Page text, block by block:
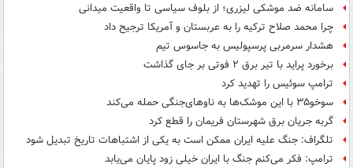
سامانه ضد موشکی لیزری؛ از بلوف سیاسی تا واقعیت میدانی
چرا محمد صلاح ترکیه را به عربستان و آمریکا ترجیح داد
هشدار سرمربی پرسپولیس به جاسوس تیم
برخورد پراید با تیر برق ۲ فوتی بر جای گذاشت
ترامپ سوئیس را تهدید کرد
سوخو۳۵ با این موشک‌ها به ناوهای‌جنگی حمله می‌کند
گربه جریان برق شهرستان فریمان را قطع کرد
تلگراف: جنگ علیه ایران ممکن است به یکی از اشتباهات تاریخ تبدیل شود
ترامپ: فکر می‌کنم جنگ با ایران خیلی زود پایان می‌یابد